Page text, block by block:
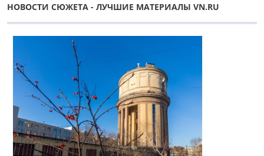
НОВОСТИ СЮЖЕТА - ЛУЧШИЕ МАТЕРИАЛЫ VN.RU